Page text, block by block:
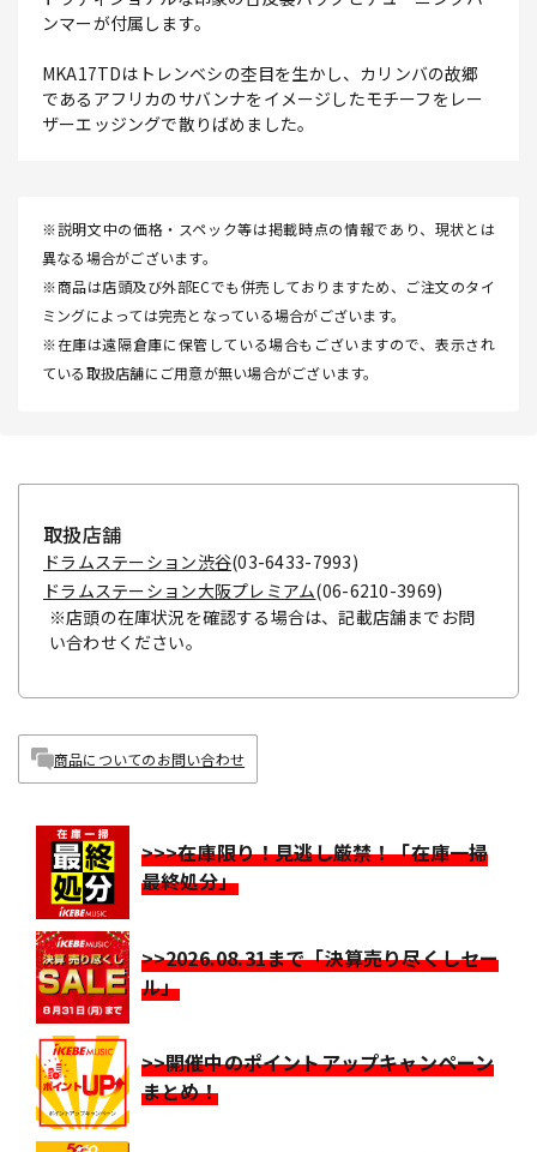
ンマーが付属します。
MKA17TDはトレンベシの杢目を生かし、カリンバの故郷
であるアフリカのサバンナをイメージしたモチーフをレー
ザーエッジングで散りばめました。
※説明文中の価格・スペック等は掲載時点の情報であり、現状とは
異なる場合がございます。
※商品は店頭及び外部ECでも併売しておりますため、ご注文のタイ
ミングによっては完売となっている場合がございます。
※在庫は遠隔倉庫に保管している場合もございますので、表示され
ている取扱店舗にご用意が無い場合がございます。
取扱店舗
ドラムステーション渋谷(03-6433-7993)
ドラムステーション大阪プレミアム(06-6210-3969)
※店頭の在庫状況を確認する場合は、記載店舗までお問
い合わせください。
商品についてのお問い合わせ
>>>在庫限り！見逃し厳禁！「在庫一掃
最終処分」
>>2026.08.31まで「決算売り尽くしセー
ル」
>>開催中のポイントアップキャンペーン
まとめ！